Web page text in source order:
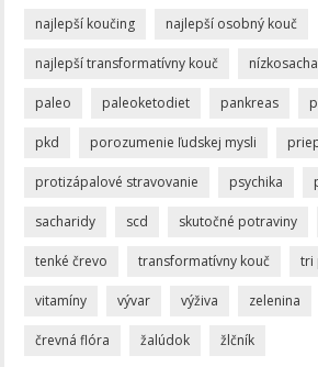
najlepší koučing najlepší osobný kouč
najlepší transformatívny kouč
paleo paleoketodiet pankreas
pkd porozumenie ľudskej mysli
protizápalové stravovanie psychika
sacharidy scd skutočné potraviny
tenké črevo transformatívny kouč tri
vitamíny vývar výživa zelenina
črevná flóra žalúdok žlčník